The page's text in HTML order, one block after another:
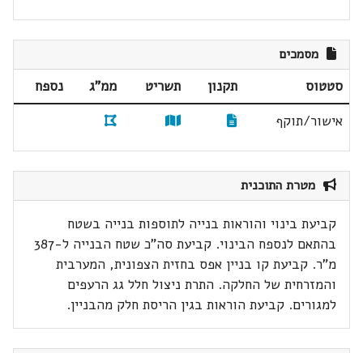
מסמכים
סטטוס תקנון תשריט ממ"ג
נספח
אישור/תוקף
מטרת התוכנית
קביעת בינוי והוראות בנייה לתוספות בנייה בשטח
בהתאם לנספח הבינוי. קביעת סה"כ שטח הבנייה ל-387
מ"ר. קביעת קו בניין אפס בחזית הצפונית, המערבית
והמזרחית של החלקה. התרת ניצול חלל גג הרעפים
למגורים. קביעת הוראות בגין הריסת חלק מהבניין.